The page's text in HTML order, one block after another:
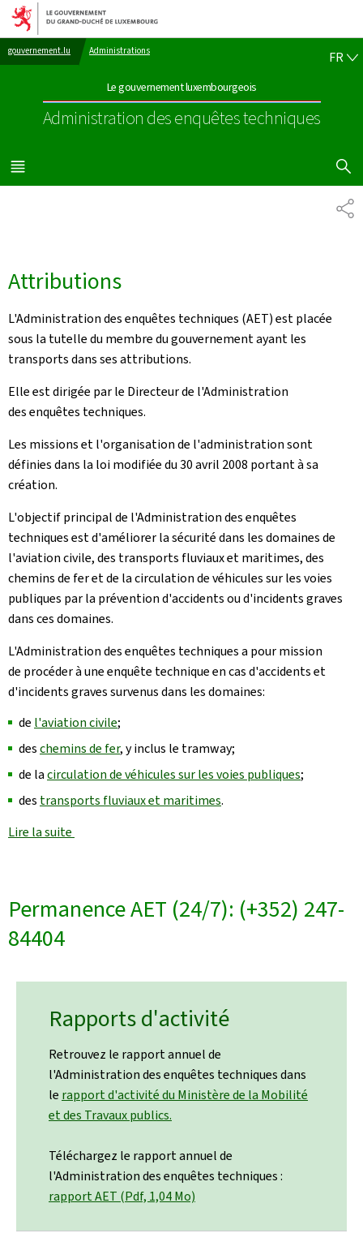
Aller au menu principal
Aller au contenu
gouvernement.lu Administrations
Le gouvernement luxembourgeois
Administration des enquêtes techniques
FR
MENU
PRINCIPAL
Attributions
L'Administration des enquêtes techniques (AET) est placée
sous la tutelle du membre du gouvernement ayant les
transports dans ses attributions.
Elle est dirigée par le Directeur de l'Administration
des enquêtes techniques.
Les missions et l'organisation de l'administration sont
définies dans la loi modifiée du 30 avril 2008 portant à sa
création.
L'objectif principal de l'Administration des enquêtes
techniques est d'améliorer la sécurité dans les domaines de
l'aviation civile, des transports fluviaux et maritimes, des
chemins de fer et de la circulation de véhicules sur les voies
publiques par la prévention d'accidents ou d'incidents graves
dans ces domaines.
L'Administration des enquêtes techniques a pour mission
de procéder à une enquête technique en cas d'accidents et
d'incidents graves survenus dans les domaines:
de l'aviation civile;
deschemins de fer, y inclus le tramway;
de lacirculation de véhicules sur les voies publiques;
des transports fluviaux et maritimes.
Lire la suite
Permanence AET (24/7): (+352) 247-
84404
Rapports d'activité
Retrouvez le rapport annuel de
l'Administration des enquêtes techniques dans
le rapport d'activité du Ministère de la Mobilité
et des Travaux publics.
Téléchargez le rapport annuel de
l'Administration des enquêtes techniques :
rapport AET (Pdf, 1,04 Mo)